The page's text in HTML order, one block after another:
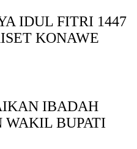
IDUL FITRI 1447
KONAWE
IBADAH
WAKIL BUPATI